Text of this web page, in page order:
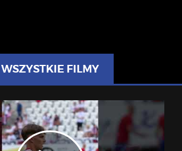
WSZYSTKIE FILMY